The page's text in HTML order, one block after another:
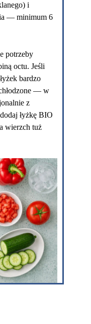
i
— minimum 6
potrzeby
octu. Jeśli
bardzo
— w
z
łyżkę BIO
wierzch tuż